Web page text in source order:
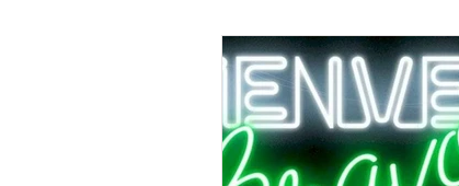
Chilenos Destacados